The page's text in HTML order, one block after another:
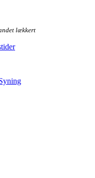
lækkert